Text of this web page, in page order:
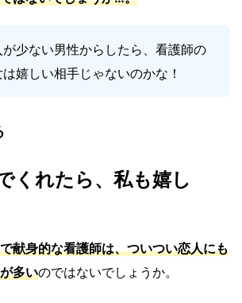
が少ない男性からしたら、看護師の
嬉しい相手じゃないのかな！
くれたら、私も嬉し
献身的な看護師は、ついつい恋人にも
多いのではないでしょうか。